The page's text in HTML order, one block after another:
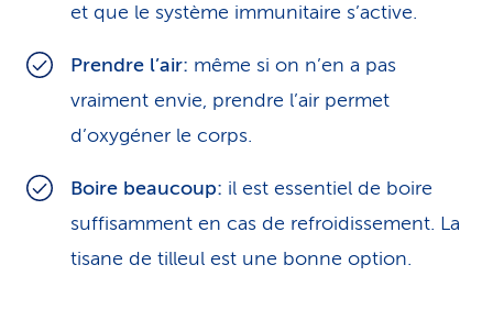
et que le système immunitaire s’active.
Prendre l’air: même si on n’en a pas
vraiment envie, prendre l’air permet
d’oxygéner le corps.
Boire beaucoup: il est essentiel de boire
suffisamment en cas de refroidissement. La
tisane de tilleul est une bonne option.